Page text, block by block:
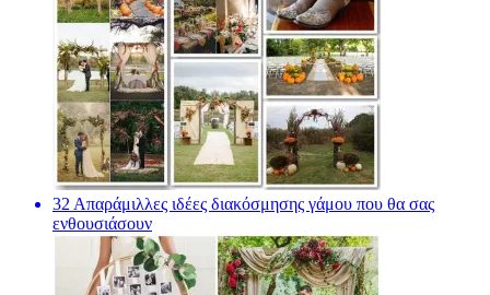
32 Απαράμιλλες ιδέες διακόσμησης γάμου που θα σας
ενθουσιάσουν